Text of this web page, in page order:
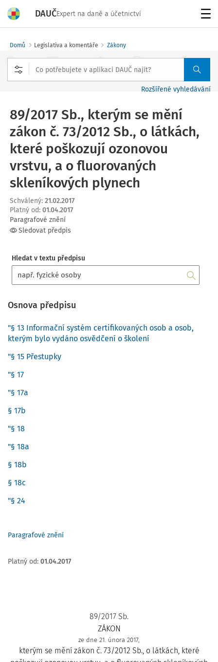
DAUČExpert na daně a účetnictví
Domů Legislativa a komentáře Zákony
Rozšířené vyhledávání
89/2017 Sb., kterým se mění
zákon č. 73/2012 Sb., o látkách,
které poškozují ozonovou
vrstvu, a o fluorovaných
skleníkových plynech
Schválený: 21.02.2017
Platný od: 01.04.2017
Paragrafové znění
Sledovat předpis
Hledat v textu předpisu
Osnova předpisu
"§ 13 Informační systém certifikovaných osob a osob,
kterým bylo vydáno osvědčení o školení
"§ 15 Přestupky
"§ 17
"§ 17a
§ 17b
"§ 18
"§ 18a
§ 18b
§ 18c
"§ 24
Paragrafové znění
Platný od: 01.04.2017
89/2017 Sb.
ZÁKON
ze dne 21. února 2017,
kterým se mění zákon č. 73/2012 Sb., o látkách, které